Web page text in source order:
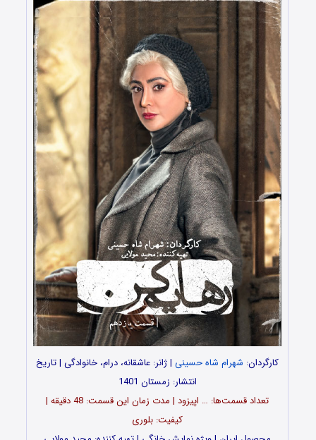
کارگردان: شهرام شاه حسینی | ژانر: عاشقانه، درام، خانوادگی | تاریخ
انتشار: زمستان 1401
تعداد قسمت‌ها: … اپیزود | مدت زمان این قسمت: 48 دقیقه |
کیفیت: بلوری